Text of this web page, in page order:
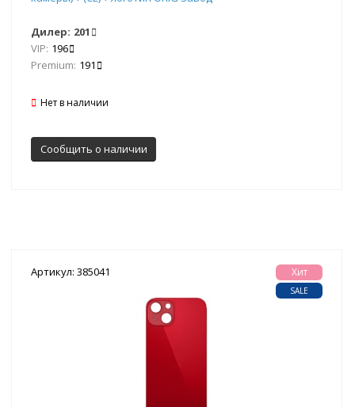
Дилер: 201
VIP: 196
Premium: 191
Нет в наличии
Сообщить о наличии
Артикул: 385041 Хит
SALE